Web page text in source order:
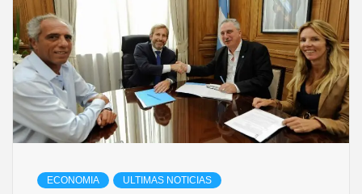
ECONOMIA ULTIMAS NOTICIAS